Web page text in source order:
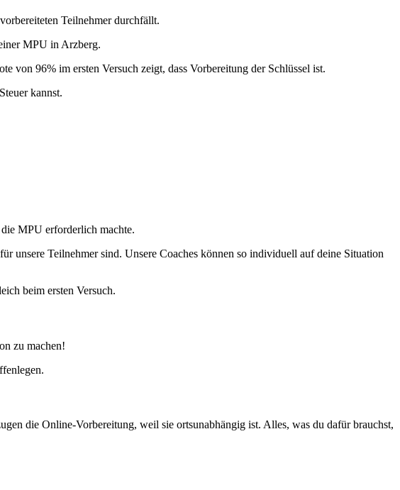
Teilnehmer durchfällt.
MPU in Arzberg.
von 96% im ersten Versuch zeigt, dass Vorbereitung der Schlüssel ist.
kannst.
MPU erforderlich machte.
unsere Teilnehmer sind. Unsere Coaches können so individuell auf deine Situation
beim ersten Versuch.
zu machen!
die Online-Vorbereitung, weil sie ortsunabhängig ist. Alles, was du dafür brauchst,